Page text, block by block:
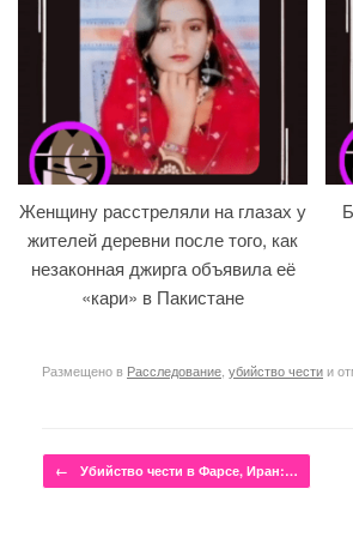
Женщину расстреляли на глазах у
жителей деревни после того, как
незаконная джирга объявила её
«кари» в Пакистане
Размещено в Расследование убийство честии
Навигация по записям
← Убийство чести в Фарсе, Иран:…